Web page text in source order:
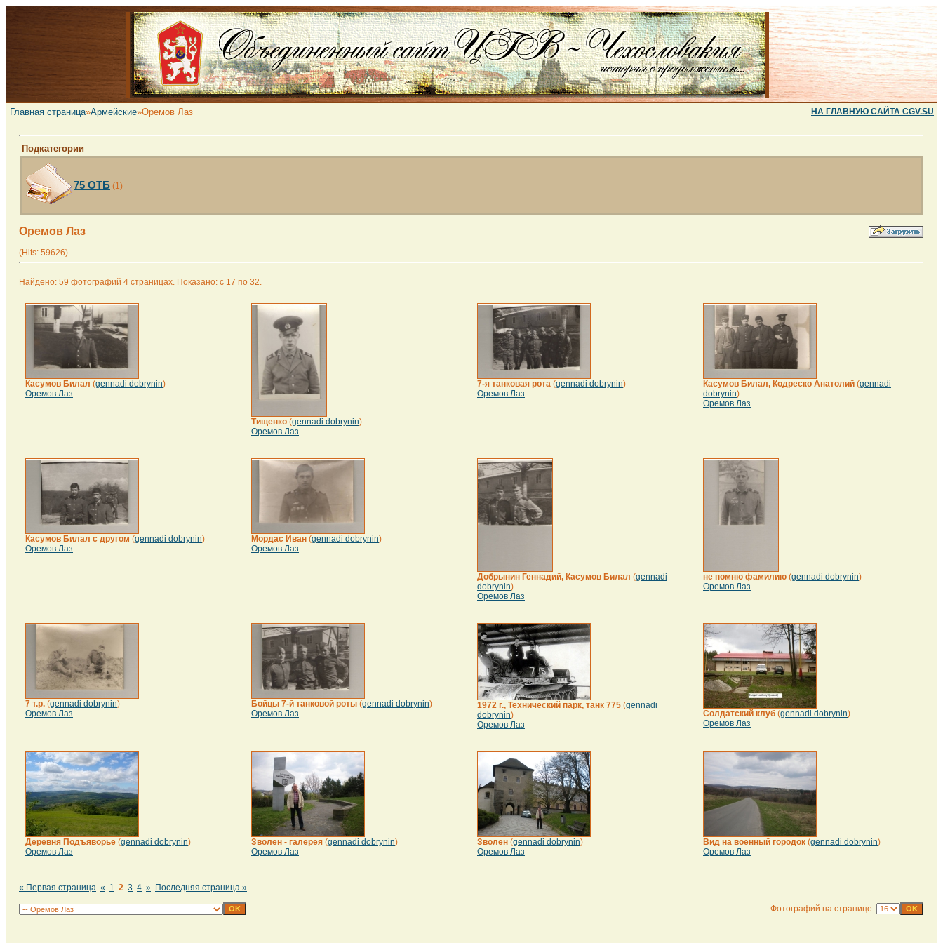
Главная страница»Армейские»Оремов Лаз НА ГЛАВНУЮ САЙТА CGV.SU
Подкатегории
75 ОТБ (1)
Оремов Лаз
(Hits: 59626)
Найдено: 59 фотографий 4 страницах. Показано: с 17 по 32.
Касумов Билал (gennadi dobrynin)
Оремов Лаз
Тищенко (gennadi dobrynin)
Оремов Лаз
7-я танковая рота (gennadi dobrynin)
Оремов Лаз
Касумов Билал, Кодреско Анатолий (gennadi
dobrynin)
Оремов Лаз
Касумов Билал с другом (gennadi dobrynin)
Оремов Лаз
Мордас Иван (gennadi dobrynin)
Оремов Лаз
Добрынин Геннадий, Касумов Билал (gennadi
dobrynin)
Оремов Лаз
не помню фамилию (gennadi dobrynin)
Оремов Лаз
7 т.р. (gennadi dobrynin)
Оремов Лаз
Бойцы 7-й танковой роты (gennadi dobrynin)
Оремов Лаз
1972 г., Технический парк, танк 775 (gennadi
dobrynin)
Оремов Лаз
Солдатский клуб (gennadi dobrynin)
Оремов Лаз
Деревня Подъяворье (gennadi dobrynin)
Оремов Лаз
Зволен - галерея (gennadi dobrynin)
Оремов Лаз
Зволен (gennadi dobrynin)
Оремов Лаз
Вид на военный городок (gennadi dobrynin)
Оремов Лаз
« Первая страница « 1 2 3 4 » Последняя страница »
Фотографий на странице: